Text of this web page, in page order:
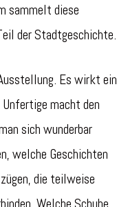
sammelt diese
der Stadtgeschichte.
Es wirkt ein
Unfertige macht den
sich wunderbar
welche Geschichten
die teilweise